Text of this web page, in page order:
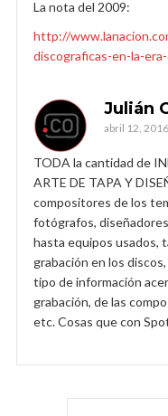
La nota del 2009:
http://
discograficas-en-la-
Julián
abril 12,
TODA la cantidad de
ARTE DE TAPA Y
compositores de los
fotógrafos,
hasta equipos usados,
grabación en los
tipo de información
grabación, de las
etc. Cosas que con